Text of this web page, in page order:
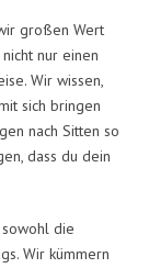
großen Wert
nur einen
Wir wissen,
sich bringen
nach Sitten so
dass du dein
die
Wir kümmern